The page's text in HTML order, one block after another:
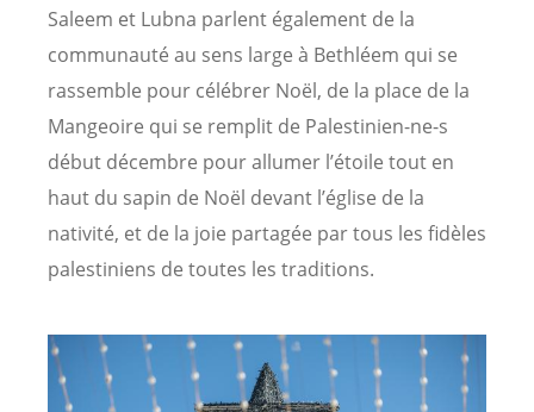
Saleem et Lubna parlent également de la
communauté au sens large à Bethléem qui se
rassemble pour célébrer Noël, de la place de la
Mangeoire qui se remplit de Palestinien-ne-s
début décembre pour allumer l’étoile tout en
haut du sapin de Noël devant l’église de la
nativité, et de la joie partagée par tous les fidèles
palestiniens de toutes les traditions.
Image